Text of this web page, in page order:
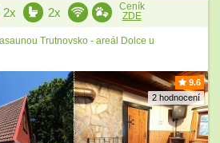
2x 2x
Ceník
ZDE
Trutnovsko - areál Dolce u
9.6
2 hodnocení